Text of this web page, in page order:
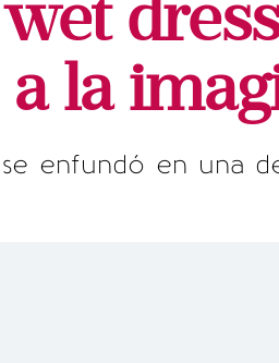
la
enfundó en una